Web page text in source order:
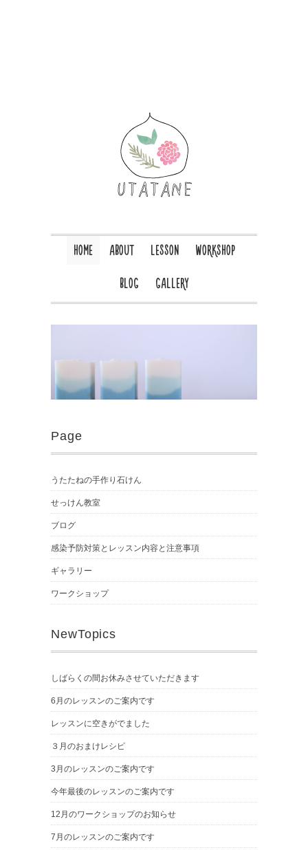
HOME ABOUT LESSON
WORKSHOP
BLOG
GALLERY
Page
うたたねの手作り石けん
せっけん教室
ブログ
感染予防対策とレッスン内容と注意事項
ギャラリー
ワークショップ
NewTopics
しばらくの間お休みさせていただきます
6月のレッスンのご案内です
レッスンに空きがでました
３月のおまけレシピ
3月のレッスンのご案内です
今年最後のレッスンのご案内です
12月のワークショップのお知らせ
7月のレッスンのご案内です